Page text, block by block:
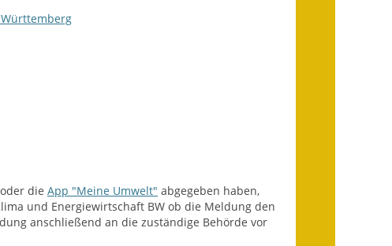
Stellenausschreibungen
Zahlen und Fakten
die App "Meine Umwelt" abgegeben haben,
und Energiewirtschaft BW ob die Meldung den
anschließend an die zuständige Behörde vor